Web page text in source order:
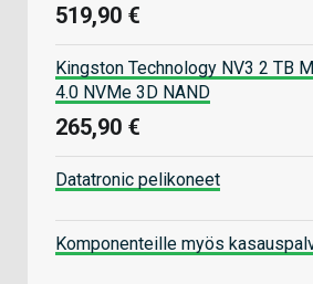
519,90 €
Kingston Technology NV3 2 TB
4.0 NVMe 3D NAND
265,90 €
Datatronic pelikoneet
Komponenteille myös